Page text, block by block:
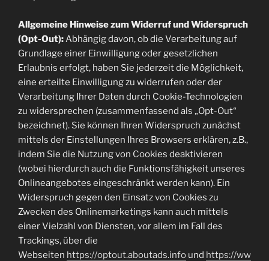
Allgemeine Hinweise zum Widerruf und Widerspruch
(Opt-Out): Abhängig davon, ob die Verarbeitung auf
Grundlage einer Einwilligung oder gesetzlichen
Erlaubnis erfolgt, haben Sie jederzeit die Möglichkeit,
eine erteilte Einwilligung zu widerrufen oder der
Verarbeitung Ihrer Daten durch Cookie-Technologien
zu widersprechen (zusammenfassend als „Opt-Out“
bezeichnet). Sie können Ihren Widerspruch zunächst
mittels der Einstellungen Ihres Browsers erklären, z.B.,
indem Sie die Nutzung von Cookies deaktivieren
(wobei hierdurch auch die Funktionsfähigkeit unseres
Onlineangebotes eingeschränkt werden kann). Ein
Widerspruch gegen den Einsatz von Cookies zu
Zwecken des Onlinemarketings kann auch mittels
einer Vielzahl von Diensten, vor allem im Fall des
Trackings, über die
Webseiten https://optout.aboutads.info und https://ww